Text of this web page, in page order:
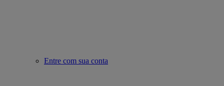
Entre com sua conta